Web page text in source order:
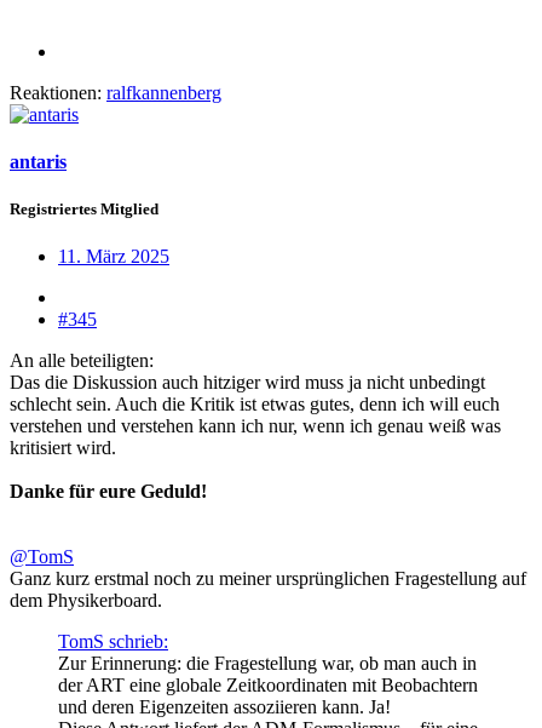
Reaktionen: ralfkannenberg
antaris
Registriertes Mitglied
11. März 2025
#345
An alle beteiligten:
Das die Diskussion auch hitziger wird muss ja nicht unbedingt
schlecht sein. Auch die Kritik ist etwas gutes, denn ich will euch
verstehen und verstehen kann ich nur, wenn ich genau weiß was
kritisiert wird.
Danke für eure Geduld!
@TomS
Ganz kurz erstmal noch zu meiner ursprünglichen Fragestellung auf
dem Physikerboard.
TomS schrieb:
Zur Erinnerung: die Fragestellung war, ob man auch in
der ART eine globale Zeitkoordinaten mit Beobachtern
und deren Eigenzeiten assoziieren kann. Ja!